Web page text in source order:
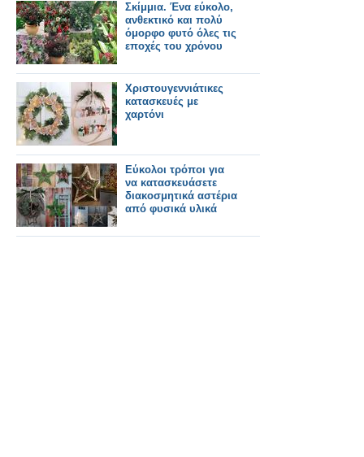
Σκίμμια. Ένα εύκολο,
ανθεκτικό και πολύ
όμορφο φυτό όλες τις
εποχές του χρόνου
Χριστουγεννιάτικες
κατασκευές με
χαρτόνι
Εύκολοι τρόποι για
να κατασκευάσετε
διακοσμητικά αστέρια
από φυσικά υλικά